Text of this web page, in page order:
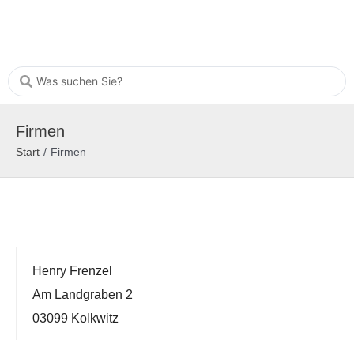
Firmen
Start / Firmen
Henry Frenzel
Am Landgraben 2
03099 Kolkwitz